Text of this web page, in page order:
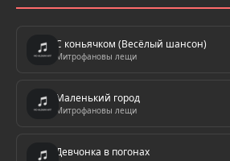
С коньячком (Весёлый шансон)
Митрофановы лещи
Маленький город
Митрофановы лещи
Девчонка в погонах